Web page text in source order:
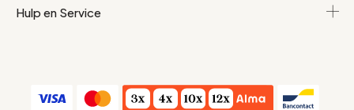
Hulp en Service